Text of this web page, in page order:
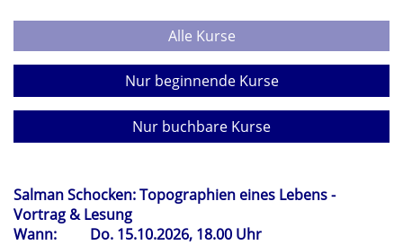
Alle Kurse
Nur beginnende Kurse
Nur buchbare Kurse
Salman Schocken: Topographien eines Lebens -
Vortrag & Lesung
Wann:
Do. 15.10.2026, 18.00 Uhr